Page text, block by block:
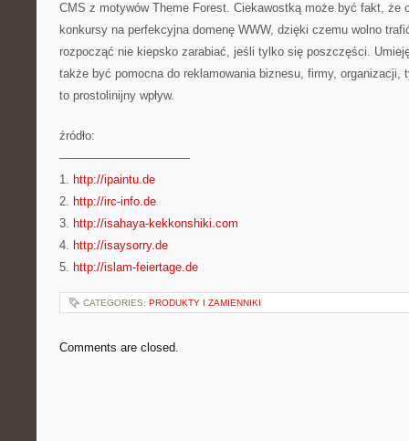
CMS z motywów Theme Forest. Ciekawostką może być fakt, że
konkursy na perfekcyjna domenę WWW, dzięki czemu wolno
rozpocząć nie kiepsko zarabiać, jeśli tylko się poszczęści.
także być pomocna do reklamowania biznesu, firmy, organizacji,
to prostolinijny wpływ.
źródło:
———————————
1. http://ipaintu.de
2. http://irc-info.de
3. http://isahaya-kekkonshiki.com
4. http://isaysorry.de
5. http://islam-feiertage.de
CATEGORIES: PRODUKTY I ZAMIENNIKI
Comments are closed.